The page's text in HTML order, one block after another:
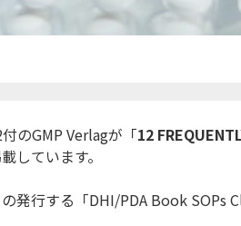
のGMP Verlagが「12
しています。
発行する「DHI/PDA Book SOPs